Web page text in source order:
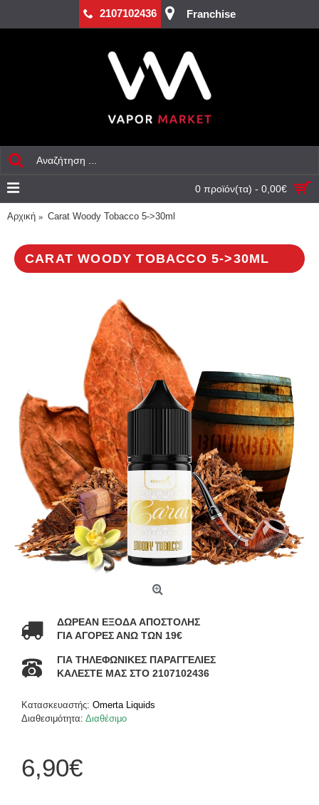
2107102436 Franchise
0 προϊόν(τα) - 0,00€
Αρχική Carat Woody Tobacco 5->30ml
CARAT WOODY TOBACCO 5->30ML
ΔΩΡΕΑΝ ΕΞΟΔΑ ΑΠΟΣΤΟΛΗΣ
ΓΙΑ ΑΓΟΡΕΣ ΑΝΩ ΤΩΝ 19€
ΓΙΑ ΤΗΛΕΦΩΝΙΚΕΣ ΠΑΡΑΓΓΕΛΙΕΣ
ΚΑΛΕΣΤΕ ΜΑΣ ΣΤΟ 2107102436
Κατασκευαστής: Omerta Liquids
Διαθεσιμότητα: Διαθέσιμο
6,90€